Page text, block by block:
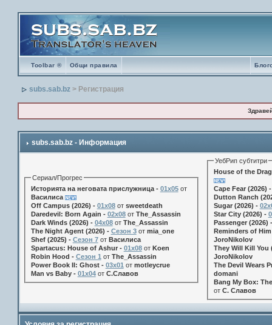
Toolbar ® Общи правила
subs.sab.bz > Регистрация
subs.sab.bz - Информация
Сериал/Прогрес
Историята на неговата прислужница - 01х05от
Василиса
Off Campus (2026) - 01x08от sweetdeath
Daredevil: Born Again - 02x08от The_Assassin
Dark Winds (2026) - 04x08от The_Assassin
The Night Agent (2026) - Сезон 3от mia_one
Shef (2025) - Сезон 7от Василиса
Spartacus: House of Ashur - 01x08от Koen
Robin Hood - Сезон 1 от The_Assassin
Power Book II: Ghost - 03x01 от motleycrue
Man vs Baby - 01x04от С.Славов
УебРип субтитри
House of the
Cape Fear (2026)
Dutton Ranch
Sugar (2026) -
Star City (2026) -
Passenger (2026)
Reminders of
JoroNikolov
They Will Kill You
JoroNikolov
The Devil Wears
domani
Bang My Box:
от С. Славов